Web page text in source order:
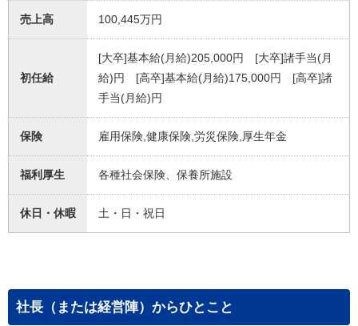
売上高 100,445万円
初任給
[大卒]基本給(月給)205,000円 [大卒]諸手当(月
給)円 [高卒]基本給(月給)175,000円 [高卒]諸
手当(月給)円
保険 雇用保険,健康保険,労災保険,厚生年金
福利厚生 各種社会保険、保養所施設
休日・休暇 土・日・祝日
社長（または経営陣）からひとこと